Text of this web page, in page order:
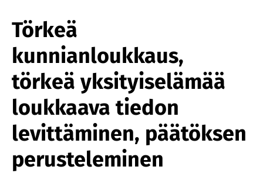
Törkeä
kunnianloukkaus,
törkeä yksityiselämää
loukkaava tiedon
levittäminen, päätöksen
perusteleminen